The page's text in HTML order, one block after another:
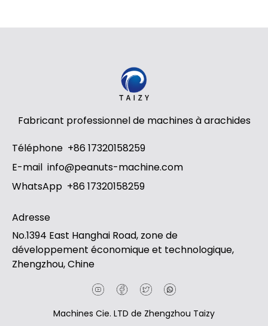
Fabricant professionnel de machines à arachides
Téléphone +86 17320158259
E-mail info@peanuts-machine.com
WhatsApp +86 17320158259
Adresse
No.1394 East Hanghai Road, zone de
développement économique et technologique,
Zhengzhou, Chine
Machines Cie. LTD de Zhengzhou Taizy